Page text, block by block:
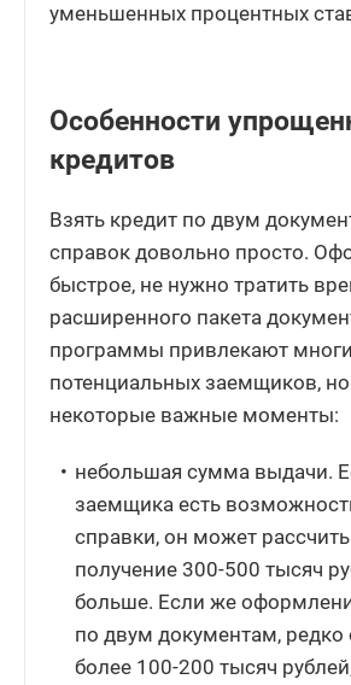
уменьшенных процентных
Особенности
кредитов
Взять кредит по двум
справок довольно просто.
быстрое, не нужно тратить
расширенного пакета
программы привлекают
потенциальных заемщиков,
некоторые важные моменты:
небольшая сумма выдачи.
заемщика есть
справки, он может
получение 300-500 тысяч
больше. Если же
по двум документам, редко
более 100-200 тысяч